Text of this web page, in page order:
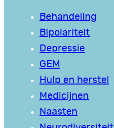
Behandeling
Bipolariteit
Depressie
GEM
Hulp en herstel
Medicijnen
Naasten